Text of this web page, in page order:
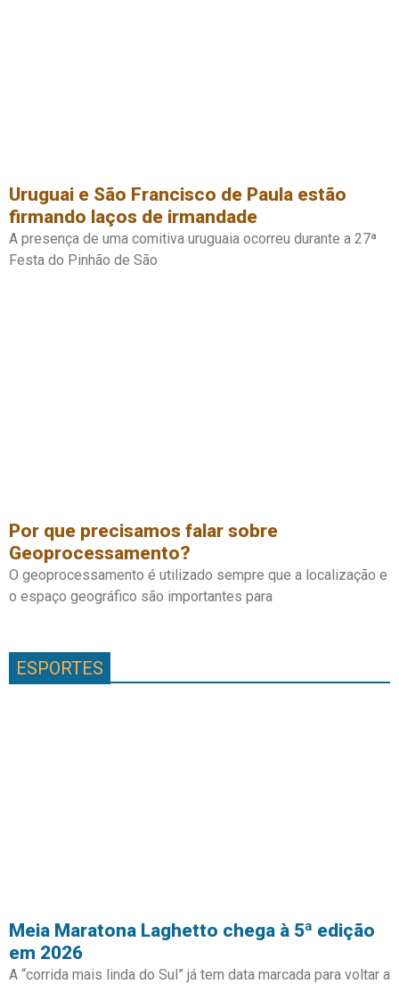
Uruguai e São Francisco de Paula estão
firmando laços de irmandade
A presença de uma comitiva uruguaia ocorreu durante a 27ª
Festa do Pinhão de São
Por que precisamos falar sobre
Geoprocessamento?
O geoprocessamento é utilizado sempre que a localização e
o espaço geográfico são importantes para
ESPORTES
Meia Maratona Laghetto chega à 5ª edição
em 2026
A “corrida mais linda do Sul” já tem data marcada para voltar a